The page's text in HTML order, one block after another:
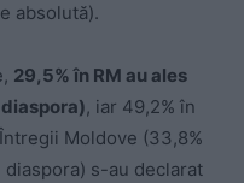
absolută).
29,5% în RM au ales
, iar 49,2% în
Moldove (33,8%
diaspora) s-au declarat